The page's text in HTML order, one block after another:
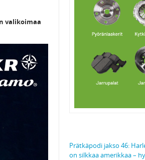
valikoimaa
Prätkäpodi jakso 46:
on silkkaa amerikkaa –